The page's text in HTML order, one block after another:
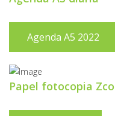
Agenda A5 2022
Papel fotocopia